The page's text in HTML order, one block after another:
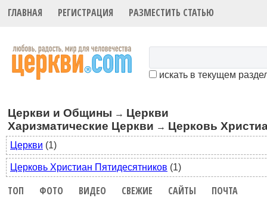
ГЛАВНАЯ РЕГИСТРАЦИЯ РАЗМЕСТИТЬ СТАТЬЮ
искать в текущем
Церкви и Общины → Церкви
Харизматические Церкви → Церковь
Церкви (1)
Церковь Христиан Пятидесятников (1)
ТОП ФОТО ВИДЕО СВЕЖИЕ САЙТЫ ПОЧТА